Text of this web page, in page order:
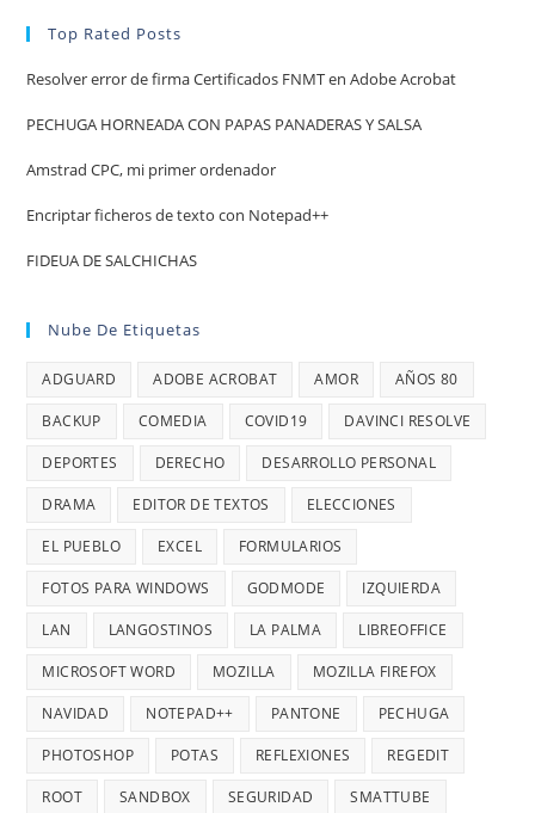
Top Rated Posts
Resolver error de firma Certificados FNMT en Adobe Acrobat
PECHUGA HORNEADA CON PAPAS PANADERAS Y SALSA
Amstrad CPC, mi primer ordenador
Encriptar ficheros de texto con Notepad++
FIDEUA DE SALCHICHAS
Nube De Etiquetas
ADGUARD ADOBE ACROBAT AMOR AÑOS 80
BACKUP COMEDIA COVID19 DAVINCI RESOLVE
DEPORTES DERECHO DESARROLLO PERSONAL
DRAMA EDITOR DE TEXTOS ELECCIONES
EL PUEBLO EXCEL FORMULARIOS
FOTOS PARA WINDOWS GODMODE IZQUIERDA
LAN LANGOSTINOS LA PALMA LIBREOFFICE
MICROSOFT WORD MOZILLA MOZILLA FIREFOX
NAVIDAD NOTEPAD++ PANTONE PECHUGA
PHOTOSHOP POTAS REFLEXIONES REGEDIT
ROOT SANDBOX SEGURIDAD SMATTUBE